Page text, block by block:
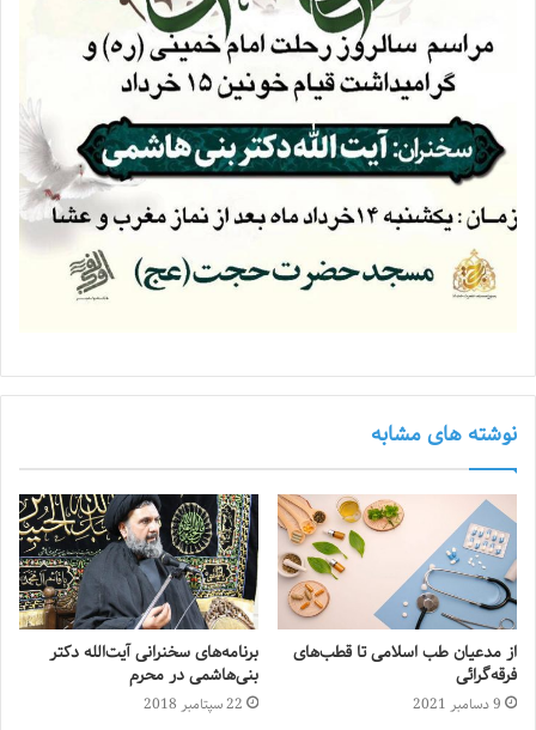
نوشته های مشابه
از مدعیان طب اسلامی تا قطب‌های
فرقه‌گرائی
9 دسامبر 2021
برنامه‌های سخنرانی آیت‌الله دکتر
بنی‌هاشمی در محرم
22 سپتامبر 2018